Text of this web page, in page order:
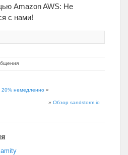
Amazon AWS: Не
с нами!
20% немедленно «
» Обзор sandstorm.io